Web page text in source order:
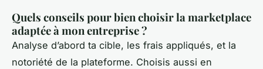
Quels conseils pour bien choisir la marketplace
adaptée à mon entreprise ?
Analyse d’abord ta cible, les frais appliqués, et la
notoriété de la plateforme. Choisis aussi en